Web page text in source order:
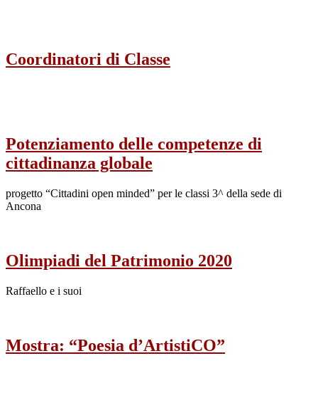
Coordinatori di Classe
Potenziamento delle competenze di
cittadinanza globale
progetto “Cittadini open minded” per le classi 3^ della sede di
Ancona
Olimpiadi del Patrimonio 2020
Raffaello e i suoi
Mostra: “Poesia d’ArtistiCO”